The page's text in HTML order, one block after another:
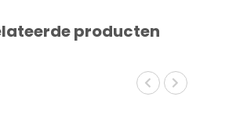
producten